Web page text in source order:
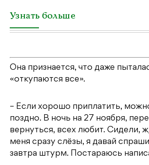
Узнать больше
Она признается, что даже
«откупаются все».
– Если хорошо приплатить,
поздно. В ночь на 27 ноября,
вернуться, всех любит. Сидели,
меня сразу слёзы, я давай
завтра штурм. Постараюсь